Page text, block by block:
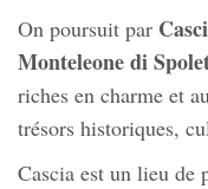
On poursuit par
Monteleone di
riches en charme et
trésors historiques,
Cascia est un lieu de